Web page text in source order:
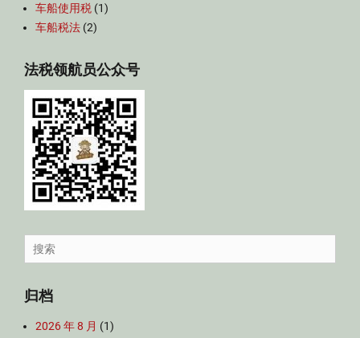
车船使用税 (1)
车船税法 (2)
法税领航员公众号
Search
for:
归档
2026 年 8 月 (1)